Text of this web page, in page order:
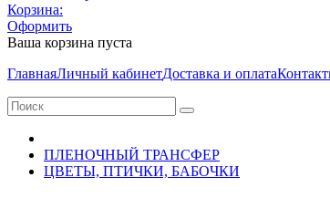
Корзина:
Оформить
Ваша корзина пуста
ГлавнаяЛичный кабинетДоставка и оплата
ПЛЕНОЧНЫЙ ТРАНСФЕР
ЦВЕТЫ, ПТИЧКИ, БАБОЧКИ